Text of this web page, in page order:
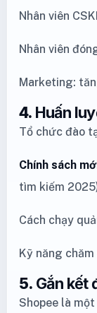
Nhân viên
Nhân viên
Marketing:
4. Huấn
Tổ chức đào
Chính sách
tìm kiếm
Cách chạy
Kỹ năng
5. Gắn kết
Shopee là